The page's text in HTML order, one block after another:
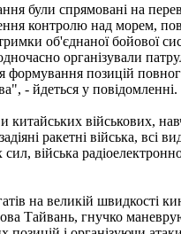
були спрямовані на
контролю над морем,
об'єднаної бойової
організували
формування позицій
- йдеться у повідомленні.
китайських військових,
ракетні війська, всі
війська
на великій швидкості
Тайвань, гнучко